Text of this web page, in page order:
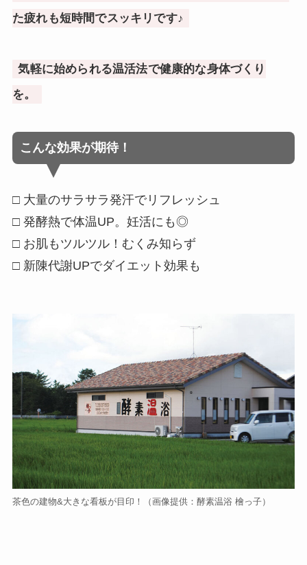
た疲れも短時間でスッキリです♪
気軽に始められる温活法で健康的な身体づくり
を。
こんな効果が期待！
□ 大量のサラサラ発汗でリフレッシュ
□ 発酵熱で体温UP。妊活にも◎
□ お肌もツルツル！むくみ知らず
□ 新陳代謝UPでダイエット効果も
茶色の建物&大きな看板が目印！ （画像提供：酵素温浴 檜っ子）